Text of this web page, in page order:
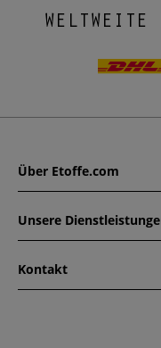
WELTWEITE
Über Etoffe.com
Unsere
Kontakt